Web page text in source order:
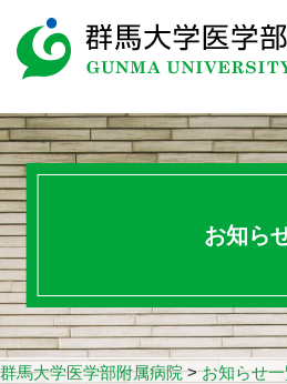
お知ら
群馬大学医学部附属病院>お知らせ